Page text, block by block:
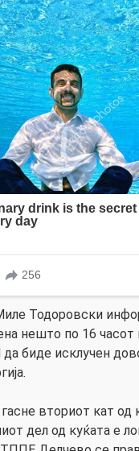
Тодоровски
нешто по 16 часот
биде исклучен
вториот кат од
дел од куќата е